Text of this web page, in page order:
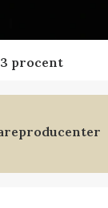
procent